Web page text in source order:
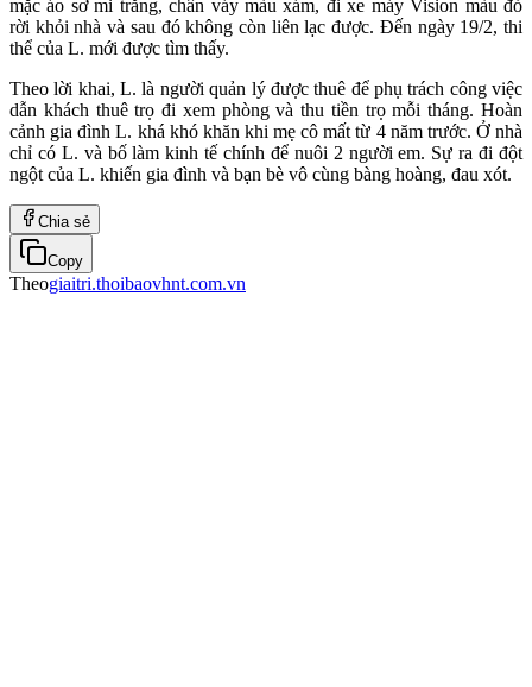
mặc áo sơ mi trắng, chân váy màu xám, đi xe máy Vision màu đỏ
rời khỏi nhà và sau đó không còn liên lạc được. Đến ngày 19/2, thi
thể của L. mới được tìm thấy.
Theo lời khai, L. là người quản lý được thuê để phụ trách công việc
dẫn khách thuê trọ đi xem phòng và thu tiền trọ mỗi tháng. Hoàn
cảnh gia đình L. khá khó khăn khi mẹ cô mất từ 4 năm trước. Ở nhà
chỉ có L. và bố làm kinh tế chính để nuôi 2 người em. Sự ra đi đột
ngột của L. khiến gia đình và bạn bè vô cùng bàng hoàng, đau xót.
Chia sẻ
Copy
Theogiaitri.thoibaovhnt.com.vn